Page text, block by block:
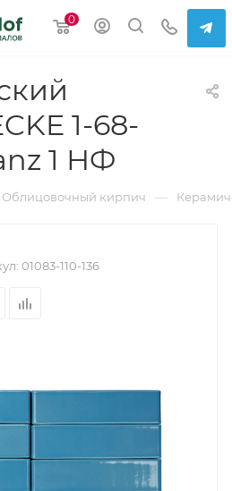
0
1-68-
1 НФ
Облицовочный кирпич —
01083-110-136